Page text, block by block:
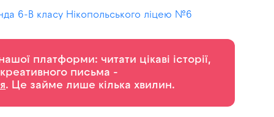
6-В класу Нікопольського ліцею №6
платформи: читати цікаві історії,
письма -
. Це займе лише кілька хвилин.